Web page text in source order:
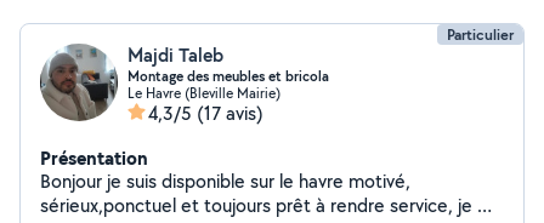
Particulier
Majdi Taleb
Montage des meubles et bricola
Le Havre (Bleville Mairie)
4,3/5 (17 avis)
Présentation
Bonjour je suis disponible sur le havre motivé,
sérieux,ponctuel et toujours prêt à rendre service, je me